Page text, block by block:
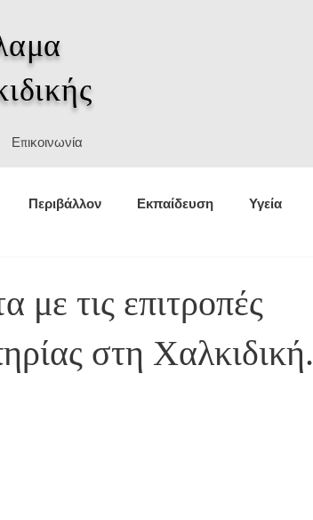
Επικοινωνία
Περιβάλλον Εκπαίδευση Υγεία
τις επιτροπές
στη Χαλκιδική.